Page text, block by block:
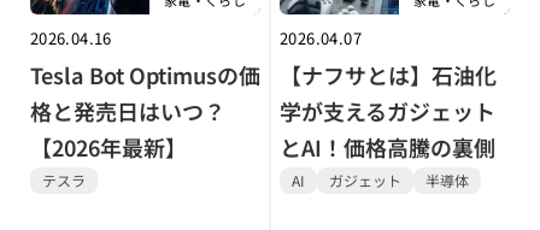
2026.04.16
Tesla Bot Optimusの価
格と発売日はいつ？
【2026年最新】
テスラ
2026.04.07
【ナフサとは】石油化
学が支えるガジェット
とAI！価格高騰の裏側
AI ガジェット 半導体